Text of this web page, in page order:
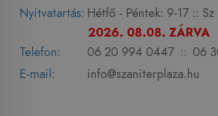
Nyitvatartás: Hétfő - Péntek: 9-17 :: Sz
2026. 08.08. ZÁRVA
Telefon:
06 20 994 0447 :: 06
E-mail:
info@szaniterplaza.hu